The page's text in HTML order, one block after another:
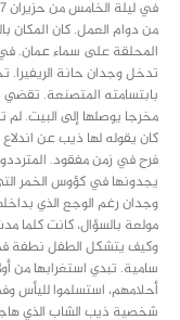
من دوام العمل. كان المكان
المحلقة على سماء عمان. في
تدخل وجدان حانة الريفيرا.
بابتسامته المتصنعة. تقضي
مخرجا يوصلها إلى البيت.
كان يقوله لها ذيب عن
فرح في زمن مفقود.
يجدونها في كؤوس الخمر
وجدان رغم الوجع الذي
مولعة بالسؤال، كانت كلما
وكيف يتشكل الطفل نطفة
سامية. تبدي استغرابها من
أحلامهم، استسلموا لليأس
شخصية ذيب الشاب الذي هاجر